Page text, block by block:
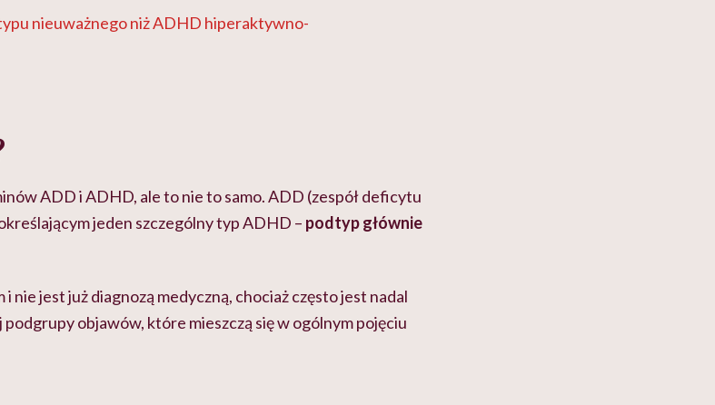
nieuważnego niż ADHD hiperaktywno-
ADD i ADHD, ale to nie to samo. ADD (zespół deficytu
jeden szczególny typ ADHD – podtyp głównie
nie jest już diagnozą medyczną, chociaż często jest nadal
objawów, które mieszczą się w ogólnym pojęciu